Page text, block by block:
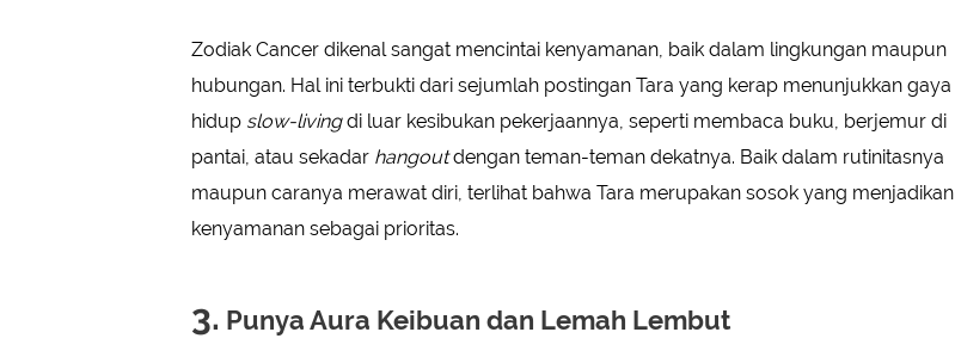
Zodiak Cancer dikenal sangat mencintai kenyamanan, baik dalam lingkungan maupun
hubungan. Hal ini terbukti dari sejumlah postingan Tara yang kerap menunjukkan gaya
hidup slow-livingdi luar kesibukan pekerjaannya, seperti membaca buku, berjemur di
pantai, atau sekadar hangoutdengan teman-teman dekatnya. Baik dalam rutinitasnya
maupun caranya merawat diri, terlihat bahwa Tara merupakan sosok yang menjadikan
kenyamanan sebagai prioritas.
3. Punya Aura Keibuan dan Lemah Lembut